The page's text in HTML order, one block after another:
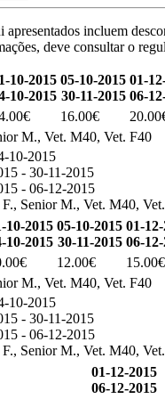
apresentados incluem
deve consultar o
10-2015
10-2015
05-10-2015
30-11-2015
01-
06-
16.00€
M., Vet. M40, Vet. F40
10-2015
- 30-11-2015
- 06-12-2015
Senior M., Vet. M40,
10-2015
10-2015
05-10-2015
30-11-2015
01-
06-
12.00€
15.00€
M., Vet. M40, Vet. F40
10-2015
- 30-11-2015
- 06-12-2015
Senior M., Vet. M40,
01-12-2015
06-12-2015